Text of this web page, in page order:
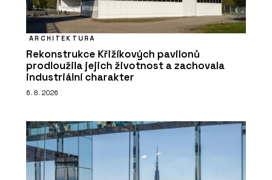
ARCHITEKTURA
Rekonstrukce Křižíkových pavilonů
prodloužila jejich životnost a zachovala
industriální charakter
6. 8. 2026